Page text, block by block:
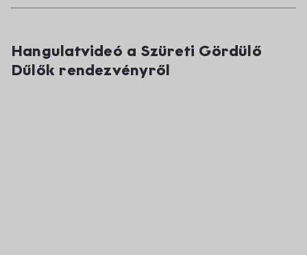
Hangulatvideó a Szüreti Gördülő
Dűlők rendezvényről